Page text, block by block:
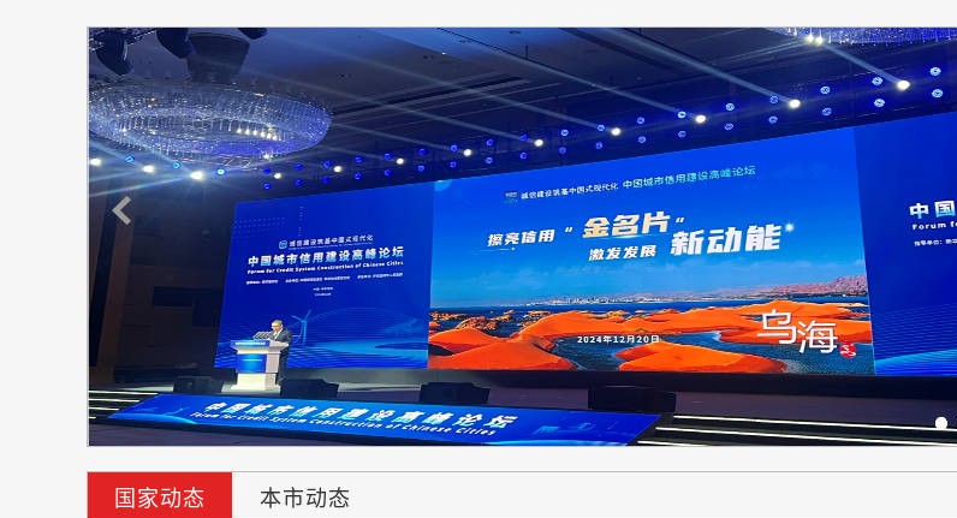
1
国家动态 本市动态